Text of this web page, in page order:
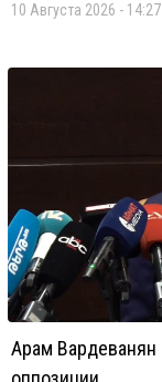
10 Августа 2026 - 14:27
Арам